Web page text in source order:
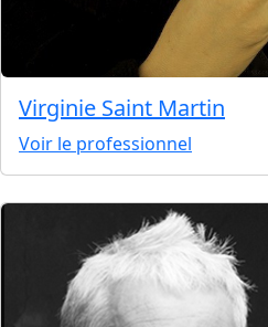
Virginie Saint Martin
Voir le professionnel